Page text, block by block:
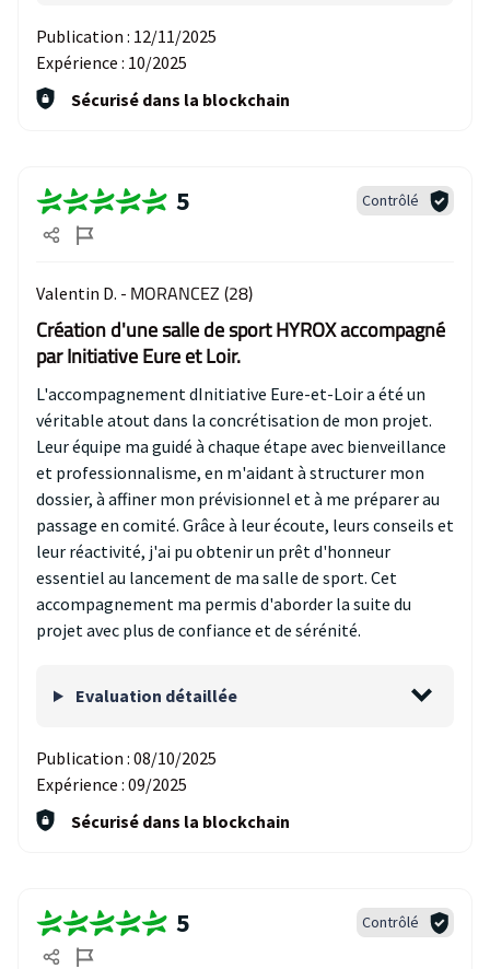
Publication : 12/11/2025
Expérience : 10/2025
Sécurisé dans la blockchain
5 Contrôlé
Valentin D. - MORANCEZ (28)
Création d'une salle de sport HYROX accompagné
par Initiative Eure et Loir.
L'accompagnement dInitiative Eure-et-Loir a été un
véritable atout dans la concrétisation de mon projet.
Leur équipe ma guidé à chaque étape avec bienveillance
et professionnalisme, en m'aidant à structurer mon
dossier, à affiner mon prévisionnel et à me préparer au
passage en comité. Grâce à leur écoute, leurs conseils et
leur réactivité, j'ai pu obtenir un prêt d'honneur
essentiel au lancement de ma salle de sport. Cet
accompagnement ma permis d'aborder la suite du
projet avec plus de confiance et de sérénité.
Evaluation détaillée
Publication : 08/10/2025
Expérience : 09/2025
Sécurisé dans la blockchain
5 Contrôlé